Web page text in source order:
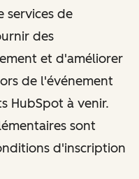
services de
des
et d'améliorer
de l'événement
HubSpot à venir.
sont
d'inscription